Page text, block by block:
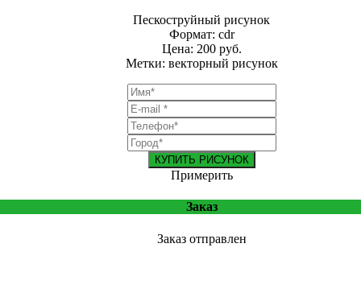
Пескоструйный рисунок
Формат: cdr
Цена: 200 руб.
Метки: векторный рисунок
КУПИТЬ РИСУНОК
Примерить
Заказ
Заказ отправлен